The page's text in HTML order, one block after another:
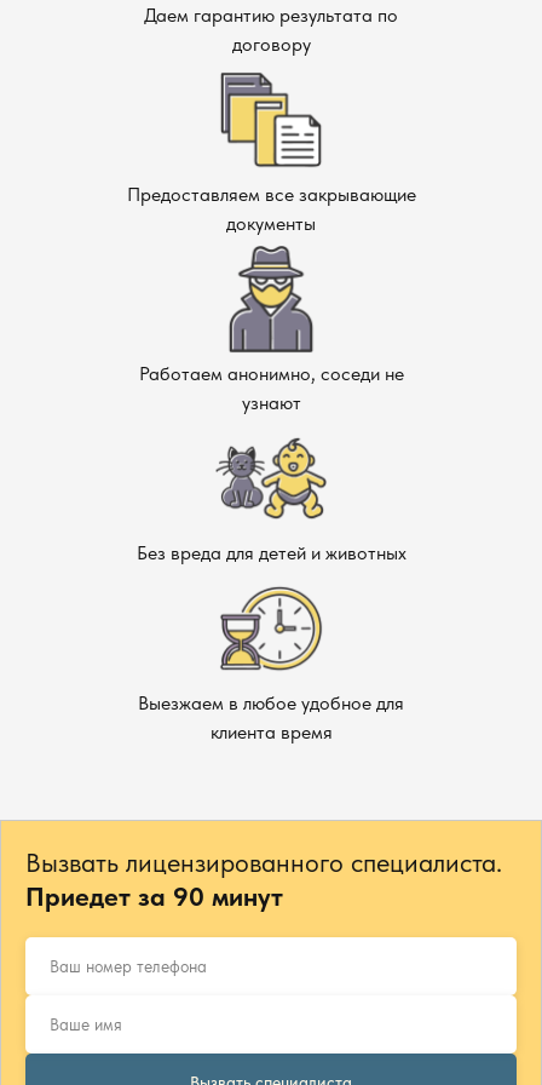
Даем гарантию результата по
договору
Предоставляем все закрывающие
документы
Работаем анонимно, соседи не
узнают
Без вреда для детей и животных
Выезжаем в любое удобное для
клиента время
Вызвать лицензированного специалиста.
Приедет за 90 минут